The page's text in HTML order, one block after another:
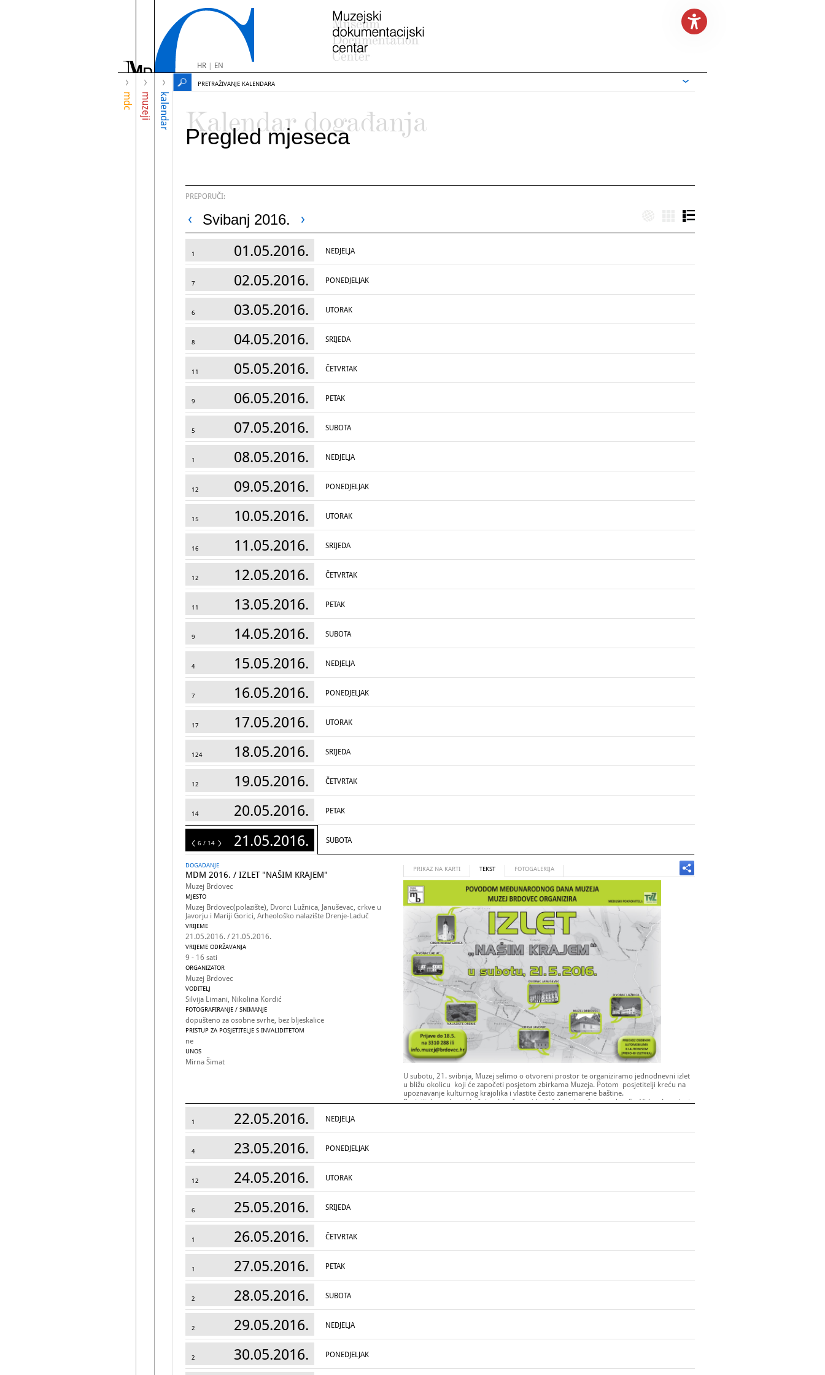
HR| EN
mdc muzeji kalendar
PRETRAŽIVANJE KALENDARA
Kalendar događanja
Pregled mjeseca
PREPORUČI:
Svibanj 2016.
1 01.05.2016. NEDJELJA
7 02.05.2016. PONEDJELJAK
6 03.05.2016. UTORAK
8 04.05.2016. SRIJEDA
11 05.05.2016. ČETVRTAK
9 06.05.2016. PETAK
5 07.05.2016. SUBOTA
1 08.05.2016. NEDJELJA
12 09.05.2016. PONEDJELJAK
15 10.05.2016. UTORAK
16 11.05.2016. SRIJEDA
12 12.05.2016. ČETVRTAK
11 13.05.2016. PETAK
9 14.05.2016. SUBOTA
4 15.05.2016. NEDJELJA
7 16.05.2016. PONEDJELJAK
17 17.05.2016. UTORAK
124 18.05.2016. SRIJEDA
12 19.05.2016. ČETVRTAK
14 20.05.2016. PETAK
14 21.05.2016. SUBOTA
6 / 14
DOGADANJE
MDM 2016. / IZLET "NAŠIM KRAJEM"
Muzej Brdovec
MJESTO
Muzej Brdovec(polazište), Dvorci Lužnica, Januševac, crkve u
Javorju i Mariji Gorici, Arheološko nalazište Drenje-Laduč
VRIJEME
21.05.2016. / 21.05.2016.
VRIJEME ODRŽAVANJA
9 - 16 sati
ORGANIZATOR
Muzej Brdovec
VODITELJ
Silvija Limani, Nikolina Kordić
FOTOGRAFIRANJE / SNIMANJE
dopušteno za osobne svrhe, bez bljeskalice
PRISTUP ZA POSJETITELJE S INVALIDITETOM
ne
UNOS
Mirna Šimat
PRIKAZ NA KARTI TEKST FOTOGALERIJA
U subotu, 21. svibnja, Muzej selimo o otvoreni prostor te organiziramo jednodnevni izlet
u bližu okolicu koji će započeti posjetom zbirkama Muzeja. Potom posjetitelji kreću na
upoznavanje kulturnog krajolika i vlastite često zanemarene baštine.
Posjetit će se dvorci Lužnica, Januševec i Laduč, barokna župna crkva Sv. Vida u Javorju, te
1 22.05.2016. NEDJELJA
4 23.05.2016. PONEDJELJAK
12 24.05.2016. UTORAK
6 25.05.2016. SRIJEDA
1 26.05.2016. ČETVRTAK
1 27.05.2016. PETAK
2 28.05.2016. SUBOTA
2 29.05.2016. NEDJELJA
2 30.05.2016. PONEDJELJAK